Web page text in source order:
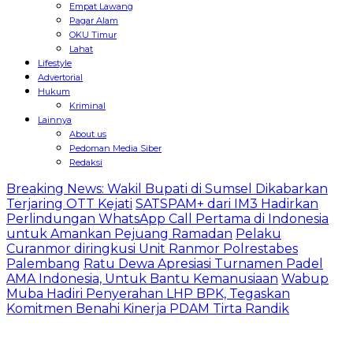
Empat Lawang
Pagar Alam
OKU Timur
Lahat
Lifestyle
Advertorial
Hukum
Kriminal
Lainnya
About us
Pedoman Media Siber
Redaksi
Breaking News: Wakil Bupati di Sumsel Dikabarkan
Terjaring OTT Kejati SATSPAM+ dari IM3 Hadirkan
Perlindungan WhatsApp Call Pertama di Indonesia
untuk Amankan Pejuang Ramadan Pelaku
Curanmor diringkusi Unit Ranmor Polrestabes
Palembang Ratu Dewa Apresiasi Turnamen Padel
AMA Indonesia, Untuk Bantu Kemanusiaan Wabup
Muba Hadiri Penyerahan LHP BPK, Tegaskan
Komitmen Benahi Kinerja PDAM Tirta Randik